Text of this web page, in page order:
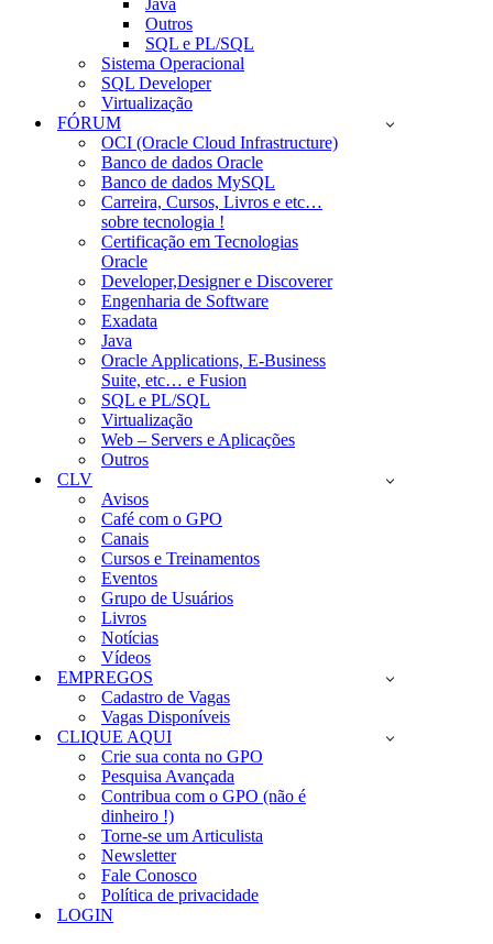
Java
Outros
SQL e PL/SQL
Sistema Operacional
SQL Developer
Virtualização
FÓRUM
OCI (Oracle Cloud Infrastructure)
Banco de dados Oracle
Banco de dados MySQL
Carreira, Cursos, Livros e etc…
sobre tecnologia !
Certificação em Tecnologias
Oracle
Developer,Designer e Discoverer
Engenharia de Software
Exadata
Java
Oracle Applications, E-Business
Suite, etc… e Fusion
SQL e PL/SQL
Virtualização
Web – Servers e Aplicações
Outros
CLV
Avisos
Café com o GPO
Canais
Cursos e Treinamentos
Eventos
Grupo de Usuários
Livros
Notícias
Vídeos
EMPREGOS
Cadastro de Vagas
Vagas Disponíveis
CLIQUE AQUI
Crie sua conta no GPO
Pesquisa Avançada
Contribua com o GPO (não é
dinheiro !)
Torne-se um Articulista
Newsletter
Fale Conosco
Política de privacidade
LOGIN